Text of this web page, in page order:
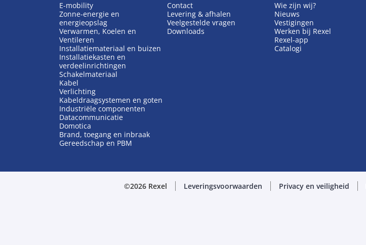
E-mobility
Zonne-energie en
energieopslag
Verwarmen, Koelen en
Ventileren
Installatiemateriaal en buizen
Installatiekasten en
verdeelinrichtingen
Schakelmateriaal
Kabel
Verlichting
Kabeldraagsystemen en goten
Industriële componenten
Datacommunicatie
Domotica
Brand, toegang en inbraak
Gereedschap en PBM
Contact
Levering & afhalen
Veelgestelde vragen
Downloads
Wie zijn wij?
Nieuws
Vestigingen
Werken bij Rexel
Rexel-app
Catalogi
©2026 Rexel Leveringsvoorwaarden Privacy en veiligheid